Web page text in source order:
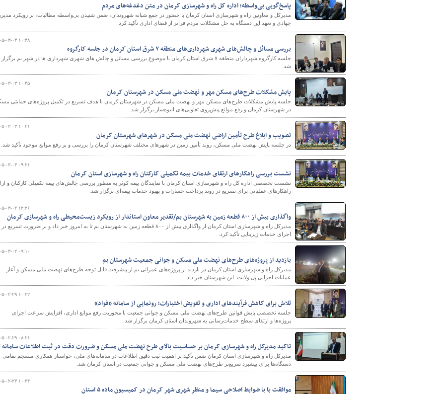
شهرسازی
پاسخ‌گویی بی‌واسطه؛ اداره کل راه و شهرسازی کرمان در متن دغدغه‌های مردم
مدیرکل و معاونین راه و شهرسازی استان کرمان با حضور در جمع شبانه شهروندان، ضمن شنیدن بی‌واسطه مطالبات، بر رویکرد
جهادی و تعهد این دستگاه به حل مشکلات مردم فراتر از فضای اداری تأکید کرد.
۱۴۰۵-۰۳-۰۳
بررسی مسائل و چالش‌های شهری شهرداری‌های منطقه ۷ شرق استان کرمان در جلسه کارگروه
جلسه کارگروه شهرداران منطقه ۷ شرق استان کرمان با موضوع بررسی مسائل و چالش های شهری شهرداری ها در شهر بم برگزار
شد.
۱۴۰۵-۰۳-۰۳
پایش مشکلات طرح‌های مسکن مهر و نهضت ملی مسکن در شهرستان کرمان
جلسه پایش مشکلات طرح‌های مسکن مهر و نهضت ملی مسکن در شهرستان کرمان با هدف تسریع در تکمیل پروژه‌های حمایتی
در شهرستان کرمان و رفع موانع پیش‌روی تعاونی‌های انبوه‌ساز برگزار شد.
۱۴۰۵-۰۳-۰۳
تصویب و ابلاغ طرح تأمین اراضی نهضت ملی مسکن در شهرهای شهرستان کرمان
در جلسه پایش نهضت ملی مسکن، روند تأمین زمین در شهرهای مختلف شهرستان کرمان را بررسی و بر رفع موانع موجود تأکید شد.
۱۴۰۵-۰۳-۰۳
نشست بررسی راهکارهای ارتقای خدمات بیمه تکمیلی کارکنان راه و شهرسازی استان کرمان
نشست تخصصی اداره کل راه و شهرسازی استان کرمان با نمایندگان بیمه کوثر به منظور بررسی چالش‌های بیمه تکمیلی کارکنان و
راهکارهای عملیاتی برای تسریع در روند پرداخت خسارات و بهبود خدمات بیمه‌ای برگزار شد.
۱۴۰۵-۰۳-۰۲
واگذاری بیش از ۸۰۰ قطعه زمین به شهرستان بم/تقدیر معاون استاندار از رویکرد زیست‌محیطی راه و شهرسازی کرمان
مدیرکل راه و شهرسازی استان کرمان از واگذاری بیش از ۸۰۰ قطعه زمین به شهرستان بم تا به امروز خبر داد و بر ضرورت تسریع در
اجرای خدمات زیربنایی تأکید کرد.
۱۴۰۵-۰۳-۰۲
بازدید از پروژه‌های طرح‌های نهضت ملی مسکن و جوانی جمعیت شهرستان بم
مدیرکل راه و شهرسازی استان کرمان در بازدید از پروژه‌های عمرانی بم از پیشرفت قابل توجه طرح‌های نهضت ملی مسکن و آغاز
عملیات اجرایی پل ولایت این شهرستان خبر داد.
۱۴۰۵-۰۲-۲۹
تلاش برای کاهش فرآیندهای اداری و تفویض اختیارات؛ رونمایی از سامانه «فواد»
جلسه تخصصی پایش قوانین طرح‌های نهضت ملی مسکن و جوانی جمعیت با محوریت رفع موانع اداری، افزایش سرعت اجرای
پروژه‌ها و ارتقای سطح خدمات‌رسانی به شهروندان استان کرمان برگزار شد.
۱۴۰۵-۰۲-۲۹
تاکید مدیرکل راه و شهرسازی کرمان بر حساسیت بالای طرح‌ نهضت ملی مسکن و ضرورت دقت در ثبت اطلاعات سامانه
مدیرکل راه و شهرسازی استان کرمان ضمن تأکید بر اهمیت ثبت دقیق اطلاعات در سامانه‌های ملی، خواستار همکاری منسجم تمامی
دستگاه‌ها برای پیشبرد سریع‌تر طرح‌های نهضت ملی مسکن و جوانی جمعیت در استان کرمان شد.
۱۴۰۵-۰۲-۲۳
موافقت با با ضوابط اصلاحی سیما و منظر شهری شهر کرمان در کمیسیون ماده ۵ استان